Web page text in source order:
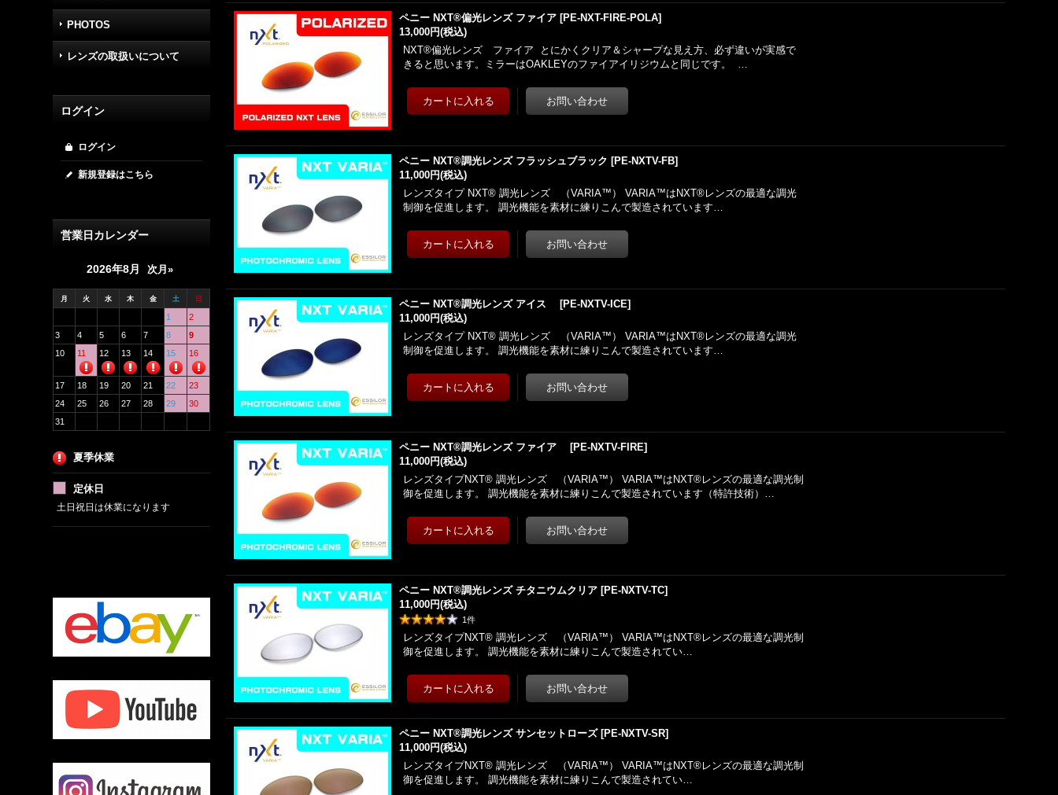
PHOTOS
レンズの取扱いについて
ログイン
ログイン
新規登録はこちら
営業日カレンダー
2026年8月 次月»
月 火 水 木 金 土 日
1
2
3
4 5 6 7 8
9
10
11 12 13 14 15 16
17 18 19 20 21 22
23
24
25 26 27 28 29
30
31
夏季休業
定休日
土日祝日は休業になります
ペニー NXT®偏光レンズ ファイア [PE-NXT-FIRE-POLA]
13,000円(税込)
NXT®偏光レンズ ファイア とにかくクリア＆シャープな見え方、必ず違いが実感で
きると思います。ミラーはOAKLEYのファイアイリジウムと同じです。 …
ペニー NXT®調光レンズ フラッシュブラック [PE-NXTV-FB]
11,000円(税込)
レンズタイプ NXT® 調光レンズ （VARIA™） VARIA™はNXT®レンズの最適な調光
制御を促進します。 調光機能を素材に練りこんで製造されています…
ペニー NXT®調光レンズ アイス [PE-NXTV-ICE]
11,000円(税込)
レンズタイプ NXT® 調光レンズ （VARIA™） VARIA™はNXT®レンズの最適な調光
制御を促進します。 調光機能を素材に練りこんで製造されています…
ペニー NXT®調光レンズ ファイア [PE-NXTV-FIRE]
11,000円(税込)
レンズタイプNXT® 調光レンズ （VARIA™） VARIA™はNXT®レンズの最適な調光制
御を促進します。 調光機能を素材に練りこんで製造されています（特許技術）…
ペニー NXT®調光レンズ チタニウムクリア [PE-NXTV-TC]
11,000円(税込)
1件
レンズタイプNXT® 調光レンズ （VARIA™） VARIA™はNXT®レンズの最適な調光制
御を促進します。 調光機能を素材に練りこんで製造されてい…
ペニー NXT®調光レンズ サンセットローズ [PE-NXTV-SR]
11,000円(税込)
レンズタイプNXT® 調光レンズ （VARIA™） VARIA™はNXT®レンズの最適な調光制
御を促進します。 調光機能を素材に練りこんで製造されてい…